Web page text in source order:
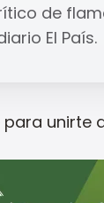
de
El País.
para unirte